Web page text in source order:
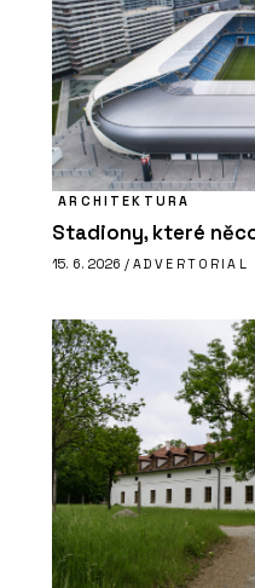
ARCHITEKTURA
Stadiony, které
15. 6. 2026 / ADVERTORIAL